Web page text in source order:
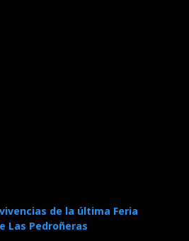
de la última Feria
Las Pedroñeras